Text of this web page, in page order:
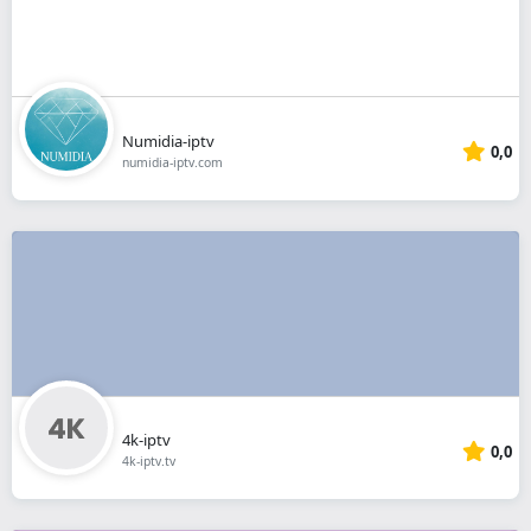
Numidia-iptv
numidia-iptv.com 0,0
4k-iptv
4k-iptv.tv 0,0